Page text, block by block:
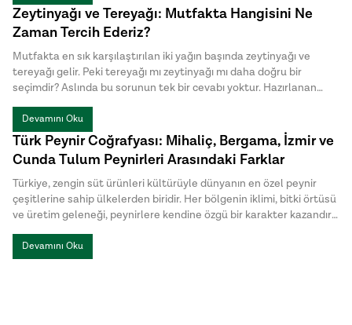
Antep sabunu olarak da bilinen bıttım sabunu, kimyasal
katkılardan uzak , hem cilt hem de saç bakımında tercih edilen
geleneksel sabunlar arasında yer alıyor.
Zeytinyağı ve Tereyağı: Mutfakta Hangisini Ne
Zaman Tercih Ederiz?
Mutfakta en sık karşılaştırılan iki yağın başında zeytinyağı ve
tereyağı gelir. Peki tereyağı mı zeytinyağı mı daha doğru bir
seçimdir? Aslında bu sorunun tek bir cevabı yoktur. Hazırlanan
yemeğin türü, istenen aroma ve pişirme yöntemi, hangi yağın
daha uygun olduğunu belirler.
Devamını Oku
Türk Peynir Coğrafyası: Mihaliç, Bergama, İzmir ve
Cunda Tulum Peynirleri Arasındaki Farklar
Türkiye, zengin süt ürünleri kültürüyle dünyanın en özel peynir
çeşitlerine sahip ülkelerden biridir. Her bölgenin iklimi, bitki örtüsü
ve üretim geleneği, peynirlere kendine özgü bir karakter kazandırır.
Türk peynirleri arasında öne çıkan Mihaliç peyniri, Bergama Tulum,
İzmir Tulum ve Cunda Tulum ise hem üretim yöntemleri hem de
lezzet profilleriyle birbirinden ayrılır.
Devamını Oku